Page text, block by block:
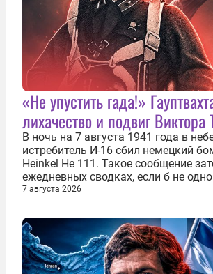
«Не упустить гада!»
лихачество и подвиг
В ночь на 7 августа 1941 года в
истребитель И-16 сбил немецкий
Heinkel He 111. Такое сообщение
ежедневных сводках, если б не одно
обстоятельство. Это был один из
истории отечественной авиации
У пилота — младшего лейтенанта...
7 августа 2026